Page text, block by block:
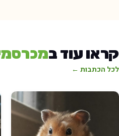
עוד ב
הכתבות ←